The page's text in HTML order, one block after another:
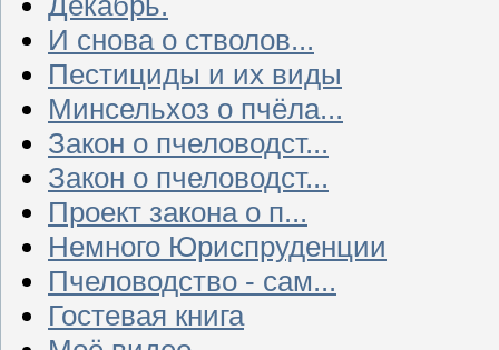
И снова о стволов...
Пестициды и их виды
Минсельхоз о пчёла...
Закон о пчеловодст...
Закон о пчеловодст...
Проект закона о п...
Немного Юриспруденции
Пчеловодство - сам...
Гостевая книга